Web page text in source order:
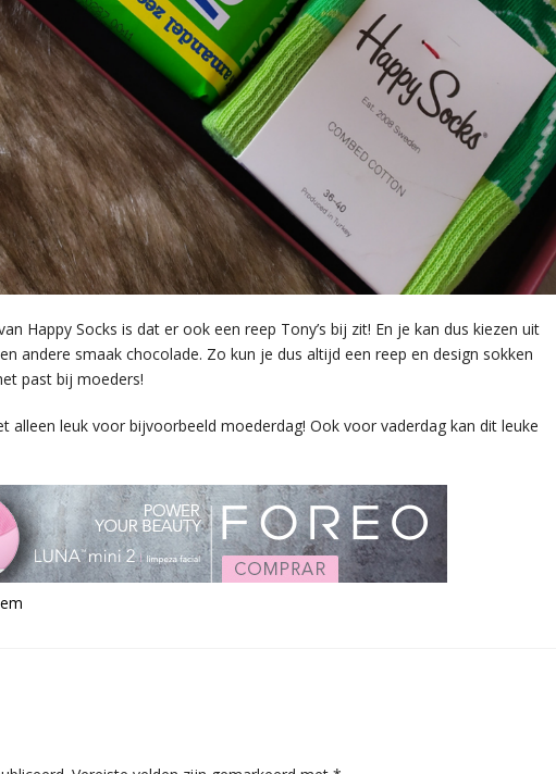
Happy Socks is dat er ook een reep Tony’s bij zit! En je kan dus kiezen uit
andere smaak chocolade. Zo kun je dus altijd een reep en design sokken
past bij moeders!
alleen leuk voor bijvoorbeeld moederdag! Ook voor vaderdag kan dit leuke